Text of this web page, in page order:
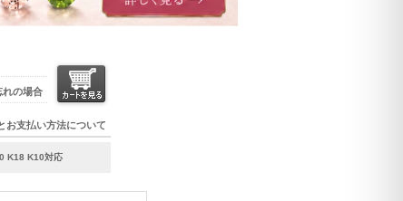
れの場合
お支払い方法について
K18 K10対応